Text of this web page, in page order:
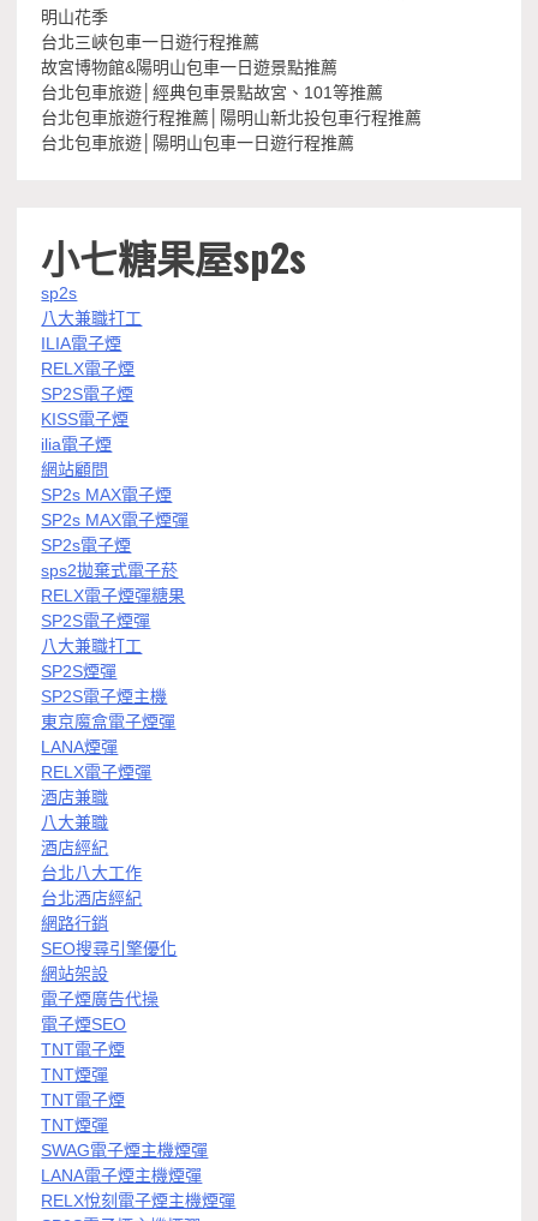
明山花季
台北三峽包車一日遊行程推薦
故宮博物館&陽明山包車一日遊景點推薦
台北包車旅遊│經典包車景點故宮、101等推薦
台北包車旅遊行程推薦│陽明山新北投包車行程推薦
台北包車旅遊│陽明山包車一日遊行程推薦
小七糖果屋sp2s
sp2s
八大兼職打工
ILIA電子煙
RELX電子煙
SP2S電子煙
KISS電子煙
ilia電子煙
網站顧問
SP2s MAX電子煙
SP2s MAX電子煙彈
SP2s電子煙
sps2拋棄式電子菸
RELX電子煙彈糖果
SP2S電子煙彈
八大兼職打工
SP2S煙彈
SP2S電子煙主機
東京魔盒電子煙彈
LANA煙彈
RELX電子煙彈
酒店兼職
八大兼職
酒店經紀
台北八大工作
台北酒店經紀
網路行銷
SEO搜尋引擎優化
網站架設
電子煙廣告代操
電子煙SEO
TNT電子煙
TNT煙彈
TNT電子煙
TNT煙彈
SWAG電子煙主機煙彈
LANA電子煙主機煙彈
RELX悅刻電子煙主機煙彈